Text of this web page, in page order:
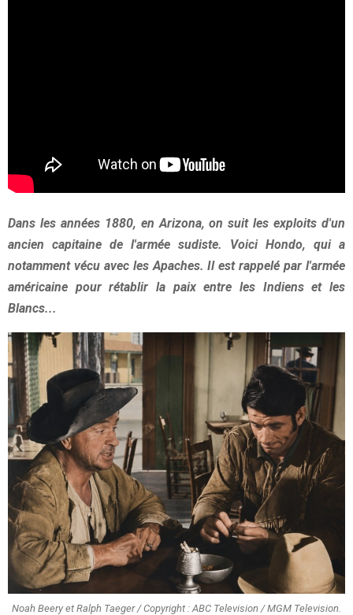
Dans les années 1880, en Arizona, on suit les exploits d'un
ancien capitaine de l'armée sudiste. Voici Hondo, qui a
notamment vécu avec les Apaches. Il est rappelé par l'armée
américaine pour rétablir la paix entre les Indiens et les
Blancs...
Noah Beery et Ralph Taeger / Copyright : ABC Television / MGM Television.